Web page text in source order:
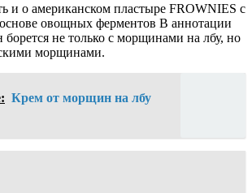
и о американском пластыре FROWNIES с
овощных ферментов В аннотации
борется не только с морщинами на лбу, но
морщинами.
Крем от морщин на лбу